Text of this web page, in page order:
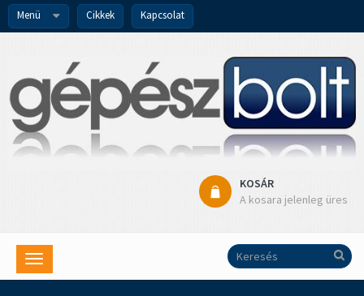
Menü Cikkek Kapcsolat
KOSÁR
A kosara jelenleg üres
Toggle
navigation